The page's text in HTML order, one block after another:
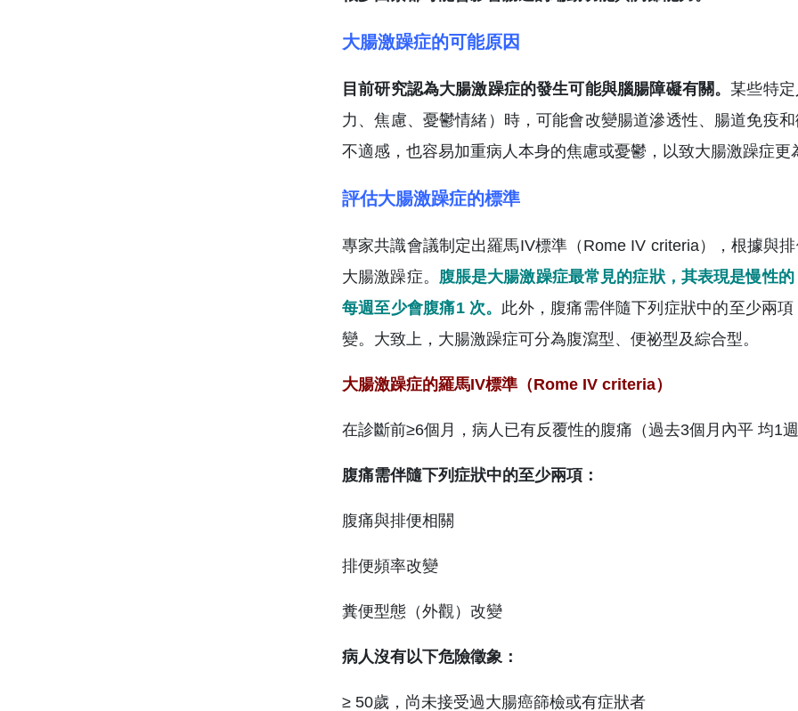
大腸激躁症的可能原因
目前研究認為大腸激躁症的發生可能與腦腸障礙有關。某些特
力、焦慮、憂鬱情緒）時，可能會改變腸道滲透性、腸道免疫
不適感，也容易加重病人本身的焦慮或憂鬱，以致大腸激躁症更
評估大腸激躁症的標準
專家共識會議制定出羅馬IV標準（Rome IV criteria），根據與
大腸激躁症。 腹脹是大腸激躁症最常見的症狀，其表現是慢性
每週至少會腹痛1 次。 此外，腹痛需伴隨下列症狀中的至少兩
變。大致上，大腸激躁症可分為腹瀉型、便祕型及綜合型。
大腸激躁症的羅馬IV標準（Rome IV criteria）
在診斷前≥6個月，病人已有反覆性的腹痛（過去3個月內平 均1
腹痛需伴隨下列症狀中的至少兩項：
腹痛與排便相關
排便頻率改變
糞便型態（外觀）改變
病人沒有以下危險徵象：
≥ 50歲，尚未接受過大腸癌篩檢或有症狀者